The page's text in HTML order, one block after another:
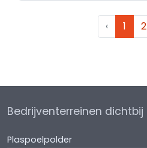
‹ 1 2
Bedrijventerreinen dichtbij
Plaspoelpolder